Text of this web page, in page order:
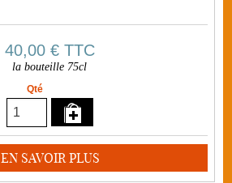
40,00 €TTC
la bouteille 75cl
Qté
EN SAVOIR PLUS